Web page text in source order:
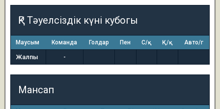
ҚР Тәуелсіздік күні кубогы
Маусым Команда Голдар Пен С/қ Қ/қ Авто/г
Жалпы -
Мансап